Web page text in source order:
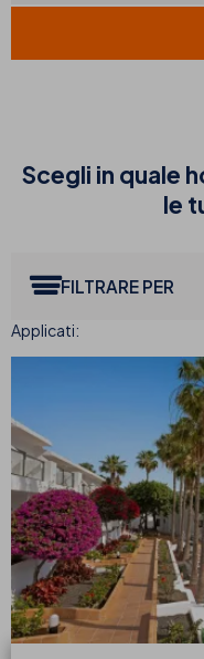
Scegli in quale
le
FILTRARE PER